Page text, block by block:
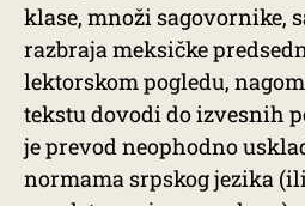
klase, množi sagovornike,
razbraja meksičke
lektorskom pogledu,
tekstu dovodi do izvesnih
je prevod neophodno
normama srpskog jezika